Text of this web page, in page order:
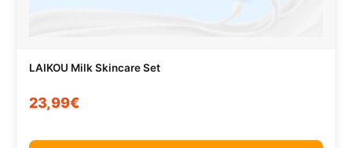
LAIKOU Milk Skincare Set
23,99€